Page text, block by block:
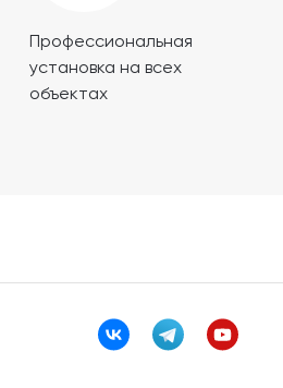
Профессиональная
установка на всех
объектах